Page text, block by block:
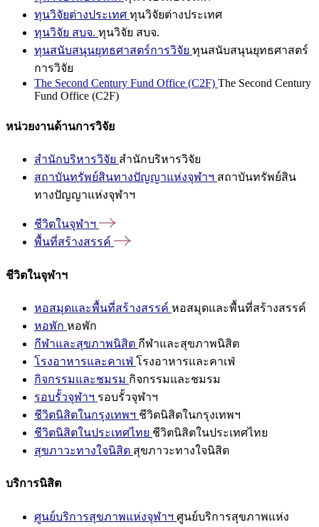
ทุนวิจัยต่างประเทศ ทุนวิจัยต่างประเทศ
ทุนวิจัย สบจ. ทุนวิจัย สบจ.
ทุนสนับสนุนยุทธศาสตร์การวิจัย ทุนสนับสนุนยุทธศาสตร์
การวิจัย
The Second Century Fund Office (C2F) The Second Century
Fund Office (C2F)
หน่วยงานด้านการวิจัย
สำนักบริหารวิจัย สำนักบริหารวิจัย
สถาบันทรัพย์สินทางปัญญาแห่งจุฬาฯ สถาบันทรัพย์สิน
ทางปัญญาแห่งจุฬาฯ
ชีวิตในจุฬาฯ
พื้นที่สร้างสรรค์
ชีวิตในจุฬาฯ
หอสมุดและพื้นที่สร้างสรรค์ หอสมุดและพื้นที่สร้างสรรค์
หอพัก หอพัก
กีฬาและสุขภาพนิสิต กีฬาและสุขภาพนิสิต
โรงอาหารและคาเฟ่ โรงอาหารและคาเฟ่
กิจกรรมและชมรม กิจกรรมและชมรม
รอบรั้วจุฬาฯ รอบรั้วจุฬาฯ
ชีวิตนิสิตในกรุงเทพฯ ชีวิตนิสิตในกรุงเทพฯ
ชีวิตนิสิตในประเทศไทย ชีวิตนิสิตในประเทศไทย
สุขภาวะทางใจนิสิต สุขภาวะทางใจนิสิต
บริการนิสิต
ศูนย์บริการสุขภาพแห่งจุฬาฯ ศูนย์บริการสุขภาพแห่ง